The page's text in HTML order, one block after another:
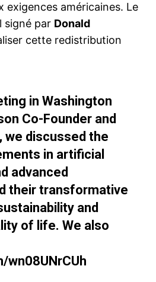
exigences américaines. Le
signé par Donald
cette redistribution
in Washington
Co-Founder and
we discussed the
in artificial
advanced
their transformative
and
of life. We also